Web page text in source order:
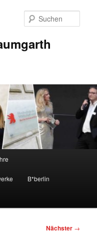
B*berlin
Nächster →